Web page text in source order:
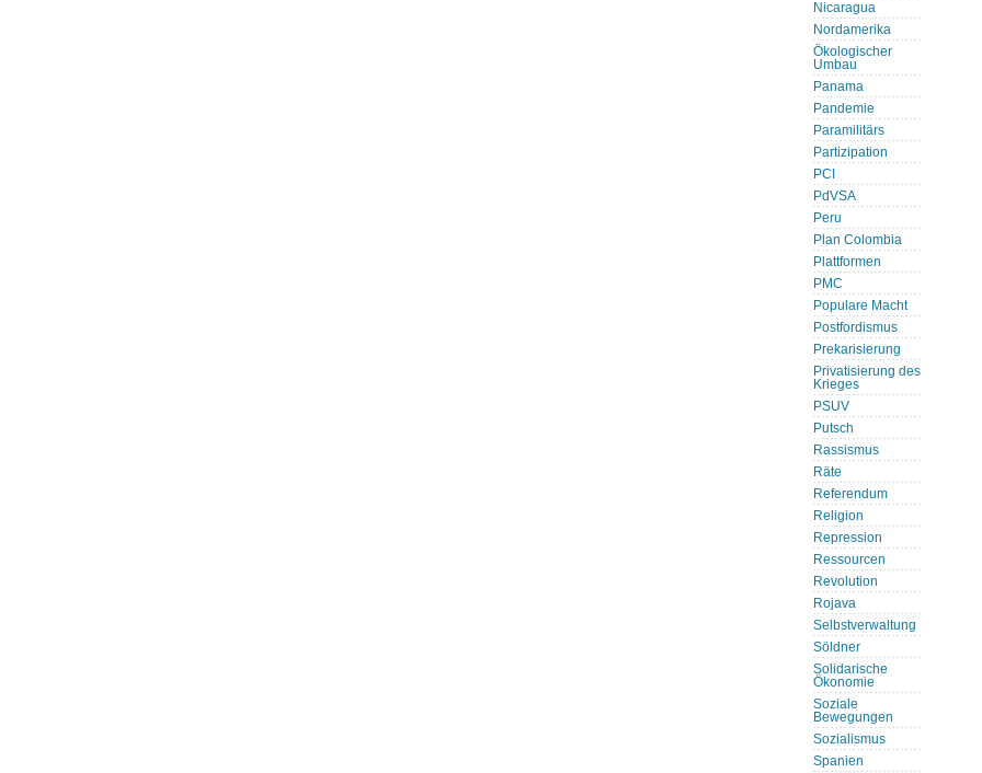
Nicaragua
Nordamerika
Ökologischer
Umbau
Panama
Pandemie
Paramilitärs
Partizipation
PCI
PdVSA
Peru
Plan Colombia
Plattformen
PMC
Populare Macht
Postfordismus
Prekarisierung
Privatisierung des
Krieges
PSUV
Putsch
Rassismus
Räte
Referendum
Religion
Repression
Ressourcen
Revolution
Rojava
Selbstverwaltung
Söldner
Solidarische
Ökonomie
Soziale
Bewegungen
Sozialismus
Spanien